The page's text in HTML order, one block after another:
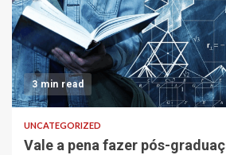
3 min read
UNCATEGORIZED
Vale a pena fazer pós-